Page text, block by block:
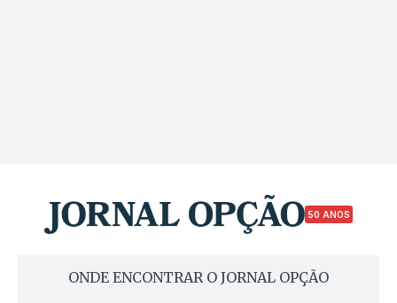
50 ANOS
ONDE ENCONTRAR O JORNAL OPÇÃO